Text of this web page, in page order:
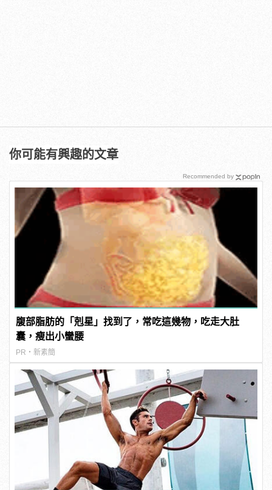
你可能有興趣的文章
腹部脂肪的「剋星」找到了，常吃這幾物，吃走大肚
囊，瘦出小蠻腰
PR・新素簡
Recommended by